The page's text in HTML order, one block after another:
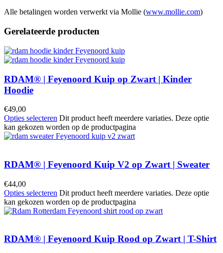
Alle betalingen worden verwerkt via Mollie (www.mollie.com)
Gerelateerde producten
RDAM® | Feyenoord Kuip op Zwart | Kinder
Hoodie
€49,00
Opties selecteren Dit product heeft meerdere variaties. Deze optie
kan gekozen worden op de productpagina
RDAM® | Feyenoord Kuip V2 op Zwart | Sweater
€44,00
Opties selecteren Dit product heeft meerdere variaties. Deze optie
kan gekozen worden op de productpagina
RDAM® | Feyenoord Kuip Rood op Zwart | T-Shirt